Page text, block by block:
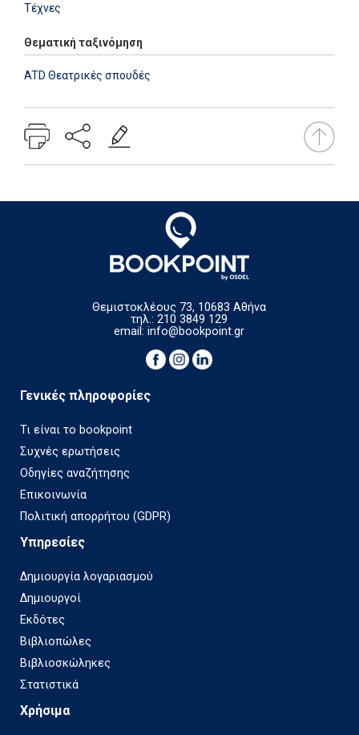
Τέχνες
Θεματική ταξινόμηση
ATD Θεατρικές σπουδές
Θεμιστοκλέους 73, 10683 Αθήνα
τηλ.: 210 3849 129
email:info@bookpoint.gr
Γενικές πληροφορίες
Τι είναι το bookpoint
Συχνές ερωτήσεις
Οδηγίες αναζήτησης
Επικοινωνία
Πολιτική απορρήτου (GDPR)
Υπηρεσίες
Δημιουργία λογαριασμού
Δημιουργοί
Εκδότες
Βιβλιοπώλες
Βιβλιοσκώληκες
Στατιστικά
Χρήσιμα